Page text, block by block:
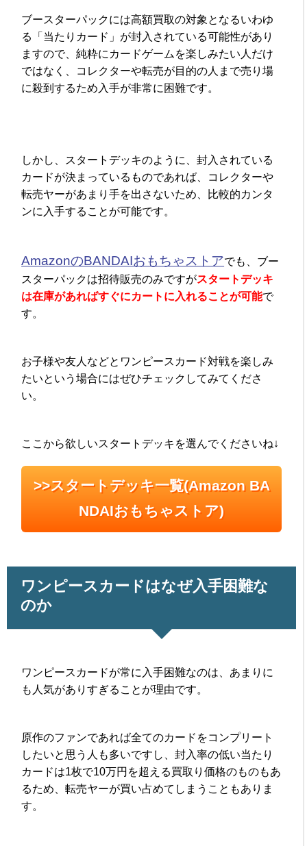
ブースターパックには高額買取の対象となるいわゆ
る「当たりカード」が封入されている可能性があり
ますので、純粋にカードゲームを楽しみたい人だけ
ではなく、コレクターや転売が目的の人まで売り場
に殺到するため入手が非常に困難です。
しかし、スタートデッキのように、封入されている
カードが決まっているものであれば、コレクターや
転売ヤーがあまり手を出さないため、比較的カンタ
ンに入手することが可能です。
AmazonのBANDAIおもちゃストアでも、ブー
スターパックは招待販売のみですがスタートデッキ
は在庫があればすぐにカートに入れることが可能で
す。
お子様や友人などとワンピースカード対戦を楽しみ
たいという場合にはぜひチェックしてみてくださ
い。
ここから欲しいスタートデッキを選んでくださいね↓
>>スタートデッキ一覧(Amazon BA
NDAIおもちゃストア)
ワンピースカードはなぜ入手困難な
のか
ワンピースカードが常に入手困難なのは、あまりに
も人気がありすぎることが理由です。
原作のファンであれば全てのカードをコンプリート
したいと思う人も多いですし、封入率の低い当たり
カードは1枚で10万円を超える買取り価格のものもあ
るため、転売ヤーが買い占めてしまうこともありま
す。